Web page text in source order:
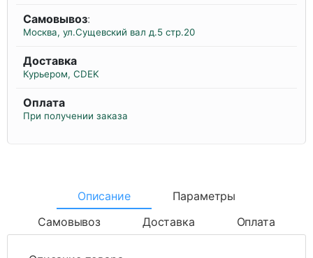
Самовывоз:
Москва, ул.Сущевский вал д.5 стр.20
Доставка
Курьером, CDEK
Оплата
При получении заказа
Описание
Параметры
Самовывоз
Доставка Оплата